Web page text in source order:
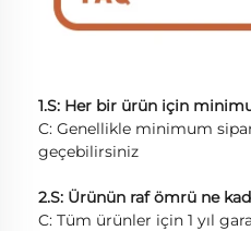
1.S: Her bir ürün için
C: Genellikle minimum
geçebilirsiniz
2.S: Ürünün raf ömrü ne
C: Tüm ürünler için 1 yıl